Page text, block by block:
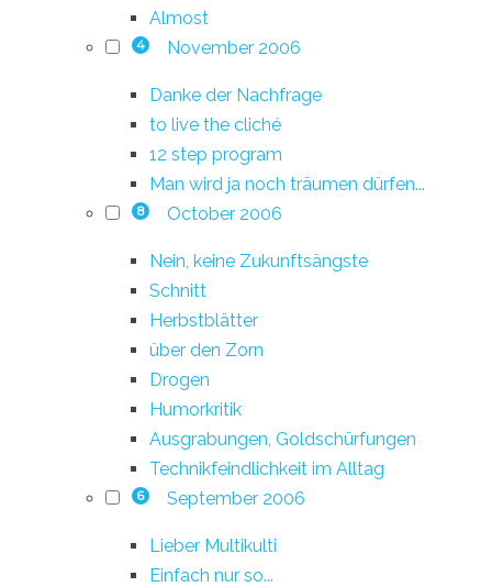
Almost
4 November 2006
Danke der Nachfrage
to live the cliché
12 step program
Man wird ja noch träumen dürfen...
8 October 2006
Nein, keine Zukunftsängste
Schnitt
Herbstblätter
über den Zorn
Drogen
Humorkritik
Ausgrabungen, Goldschürfungen
Technikfeindlichkeit im Alltag
6 September 2006
Lieber Multikulti
Einfach nur so...